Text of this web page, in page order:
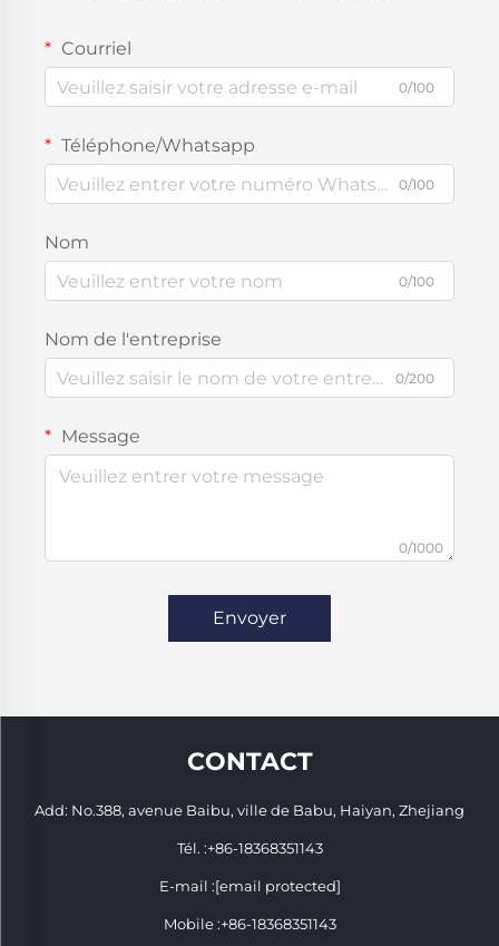
Courriel
0/100
Téléphone/Whatsapp
0/100
Nom
0/100
Nom de l'entreprise
0/200
Message
0/1000
Envoyer
CONTACT
Add: No.388, avenue Baibu, ville de Babu, Haiyan, Zhejiang
Tél. :+86-18368351143
E-mail :[email protected]
Mobile :+86-18368351143